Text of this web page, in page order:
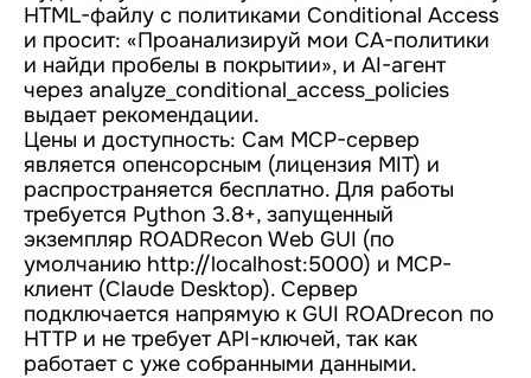
HTML-файлу с политиками Conditional Access
и просит: «Проанализируй мои CA-политики
и найди пробелы в покрытии», и AI-агент
через analyze_conditional_access_policies
выдает рекомендации.
Цены и доступность: Сам MCP-сервер
является опенсорсным (лицензия MIT) и
распространяется бесплатно. Для работы
требуется Python 3.8+, запущенный
экземпляр ROADRecon Web GUI (по
умолчанию http://localhost:5000) и MCP-
клиент (Claude Desktop). Сервер
подключается напрямую к GUI ROADrecon по
HTTP и не требует API-ключей, так как
работает с уже собранными данными.